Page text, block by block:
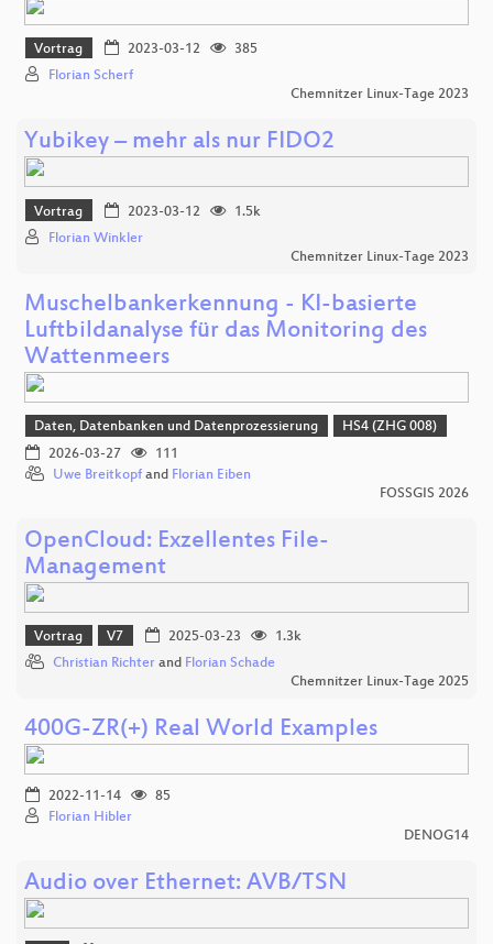
Vortrag 2023-03-12
385
Florian Scherf
Chemnitzer Linux-Tage 2023
Yubikey – mehr als nur FIDO2
Vortrag 2023-03-12
1.5k
Florian Winkler
Chemnitzer Linux-Tage 2023
Muschelbankerkennung - KI-basierte
Luftbildanalyse für das Monitoring des
Wattenmeers
Daten, Datenbanken und Datenprozessierung
HS4 (ZHG 008)
2026-03-27
111
Uwe Breitkopf and Florian Eiben
FOSSGIS 2026
OpenCloud: Exzellentes File-
Management
Vortrag V7 2025-03-23
1.3k
Christian Richter and Florian Schade
Chemnitzer Linux-Tage 2025
400G-ZR(+) Real World Examples
2022-11-14
85
Florian Hibler
DENOG14
Audio over Ethernet: AVB/TSN